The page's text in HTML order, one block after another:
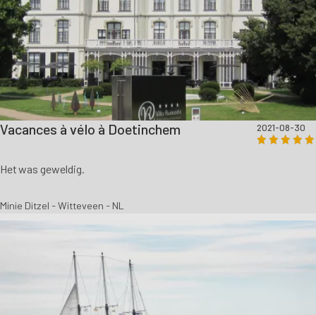
Vacances à vélo à Doetinchem 2021-08-30
Het was geweldig.
Minie Ditzel - Witteveen - NL